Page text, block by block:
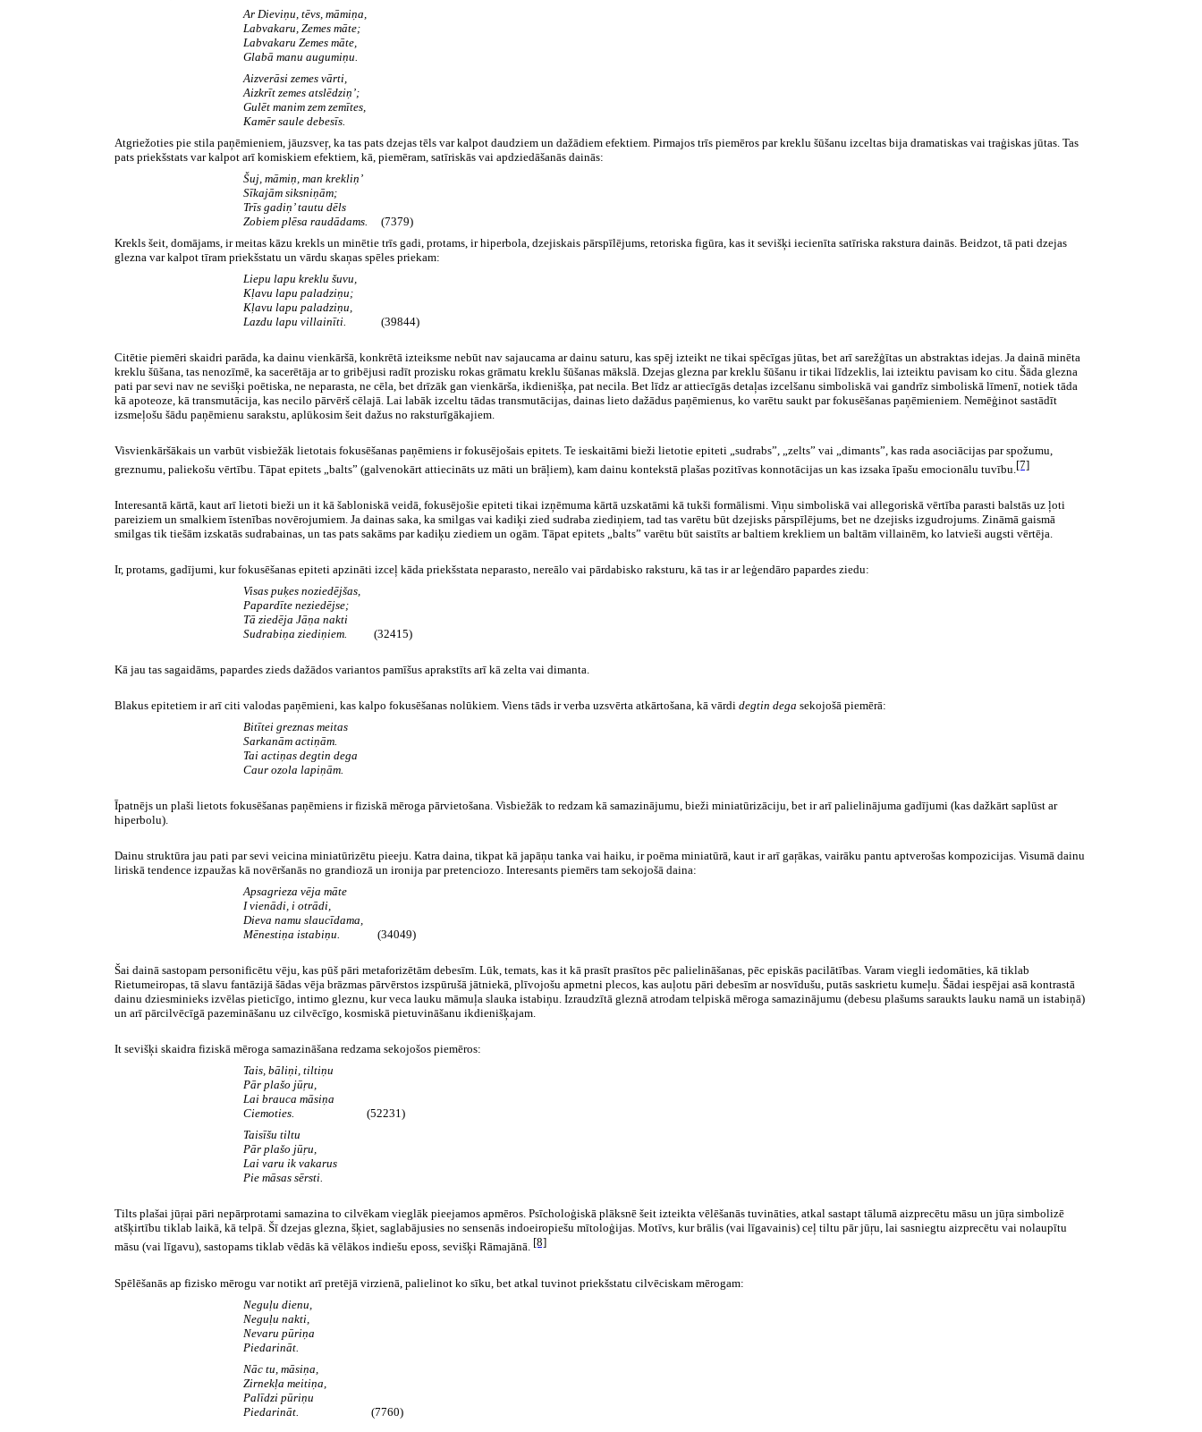
Ar Dieviņu, tēvs, māmiņa,
Labvakaru, Zemes māte;
Labvakaru Zemes māte,
Glabā manu augumiņu.
Aizverāsi zemes vārti,
Aizkrīt zemes atslēdziņ’;
Gulēt manim zem zemītes,
Kamēr saule debesīs.
Atgriežoties pie stila paņēmieniem, jāuzsveŗ, ka tas pats dzejas tēls var kalpot daudziem un dažādiem efektiem. Pirmajos trīs piemēros par kreklu šūšanu izceltas bija dramatiskas vai traģiskas jūtas. Tas
pats priekšstats var kalpot arī komiskiem efektiem, kā, piemēram, satīriskās vai apdziedāšanās dainās:
Šuj, māmiņ, man krekliņ’
Sīkajām siksniņām;
Trīs gadiņ’ tautu dēls
Zobiem plēsa raudādams.
(7379)
Krekls šeit, domājams, ir meitas kāzu krekls un minētie trīs gadi, protams, ir hiperbola, dzejiskais pārspīlējums, retoriska figūra, kas it sevišķi iecienīta satīriska rakstura dainās. Beidzot, tā pati dzejas
glezna var kalpot tīram priekšstatu un vārdu skaņas spēles priekam:
Liepu lapu kreklu šuvu,
Kļavu lapu paladziņu;
Kļavu lapu paladziņu,
Lazdu lapu villainīti.
(39844)
Citētie piemēri skaidri parāda, ka dainu vienkāršā, konkrētā izteiksme nebūt nav sajaucama ar dainu saturu, kas spēj izteikt ne tikai spēcīgas jūtas, bet arī sarežģītas un abstraktas idejas. Ja dainā minēta
kreklu šūšana, tas nenozīmē, ka sacerētāja ar to gribējusi radīt prozisku rokas grāmatu kreklu šūšanas mākslā. Dzejas glezna par kreklu šūšanu ir tikai līdzeklis, lai izteiktu pavisam ko citu. Šāda glezna
pati par sevi nav ne sevišķi poētiska, ne neparasta, ne cēla, bet drīzāk gan vienkārša, ikdienišķa, pat necila. Bet līdz ar attiecīgās detaļas izcelšanu simboliskā vai gandrīz simboliskā līmenī, notiek tāda
kā apoteoze, kā transmutācija, kas necilo pārvērš cēlajā. Lai labāk izceltu tādas transmutācijas, dainas lieto dažādus paņēmienus, ko varētu saukt par fokusēšanas paņēmieniem. Nemēģinot sastādīt
izsmeļošu šādu paņēmienu sarakstu, aplūkosim šeit dažus no raksturīgākajiem.
Visvienkāršākais un varbūt visbiežāk lietotais fokusēšanas paņēmiens ir fokusējošais epitets. Te ieskaitāmi bieži lietotie epiteti „sudrabs”, „zelts” vai „dimants”, kas rada asociācijas par spožumu,
greznumu, paliekošu vērtību. Tāpat epitets „balts” (galvenokārt attiecināts uz māti un brāļiem), kam dainu kontekstā plašas pozitīvas konnotācijas un kas izsaka īpašu emocionālu tuvību.[7]
Interesantā kārtā, kaut arī lietoti bieži un it kā šabloniskā veidā, fokusējošie epiteti tikai izņēmuma kārtā uzskatāmi kā tukši formālismi. Viņu simboliskā vai allegoriskā vērtība parasti balstās uz ļoti
pareiziem un smalkiem īstenības novērojumiem. Ja dainas saka, ka smilgas vai kadiķi zied sudraba ziediņiem, tad tas varētu būt dzejisks pārspīlējums, bet ne dzejisks izgudrojums. Zināmā gaismā
smilgas tik tiešām izskatās sudrabainas, un tas pats sakāms par kadiķu ziediem un ogām. Tāpat epitets „balts” varētu būt saistīts ar baltiem krekliem un baltām villainēm, ko latvieši augsti vērtēja.
Ir, protams, gadījumi, kur fokusēšanas epiteti apzināti izceļ kāda priekšstata neparasto, nereālo vai pārdabisko raksturu, kā tas ir ar leģendāro papardes ziedu:
Visas puķes noziedējšas,
Papardīte neziedējse;
Tā ziedēja Jāņa nakti
Sudrabiņa ziediņiem. (32415)
Kā jau tas sagaidāms, papardes zieds dažādos variantos pamīšus aprakstīts arī kā zelta vai dimanta.
Blakus epitetiem ir arī citi valodas paņēmieni, kas kalpo fokusēšanas nolūkiem. Viens tāds ir verba uzsvērta atkārtošana, kā vārdi degtin dega sekojošā piemērā:
Bitītei greznas meitas
Sarkanām actiņām.
Tai actiņas degtin dega
Caur ozola lapiņām.
Īpatnējs un plaši lietots fokusēšanas paņēmiens ir fiziskā mēroga pārvietošana. Visbiežāk to redzam kā samazinājumu, bieži miniatūrizāciju, bet ir arī palielinājuma gadījumi (kas dažkārt saplūst ar
hiperbolu).
Dainu struktūra jau pati par sevi veicina miniatūrizētu pieeju. Katra daina, tikpat kā japāņu tanka vai haiku, ir poēma miniatūrā, kaut ir arī gaŗākas, vairāku pantu aptverošas kompozicijas. Visumā dainu
liriskā tendence izpaužas kā novēršanās no grandiozā un ironija par pretenciozo. Interesants piemērs tam sekojošā daina:
Apsagrieza vēja māte
I vienādi, i otrādi,
Dieva namu slaucīdama,
Mēnestiņa istabiņu.
(34049)
Šai dainā sastopam personificētu vēju, kas pūš pāri metaforizētām debesīm. Lūk, temats, kas it kā prasīt prasītos pēc palielināšanas, pēc episkās pacilātības. Varam viegli iedomāties, kā tiklab
Rietumeiropas, tā slavu fantāzijā šādas vēja brāzmas pārvērstos izspūrušā jātniekā, plīvojošu apmetni plecos, kas auļotu pāri debesīm ar nosvīdušu, putās saskrietu kumeļu. Šādai iespējai asā kontrastā
dainu dziesminieks izvēlas pieticīgo, intimo gleznu, kur veca lauku māmuļa slauka istabiņu. Izraudzītā gleznā atrodam telpiskā mēroga samazinājumu (debesu plašums saraukts lauku namā un istabiņā)
un arī pārcilvēcīgā pazemināšanu uz cilvēcīgo, kosmiskā pietuvināšanu ikdienišķajam.
It sevišķi skaidra fiziskā mēroga samazināšana redzama sekojošos piemēros:
Tais, bāliņi, tiltiņu
Pār plašo jūŗu,
Lai brauca māsiņa
Ciemoties.
(52231)
Taisīšu tiltu
Pār plašo jūŗu,
Lai varu ik vakarus
Pie māsas sērsti.
Tilts plašai jūŗai pāri nepārprotami samazina to cilvēkam vieglāk pieejamos apmēros. Psīcholoģiskā plāksnē šeit izteikta vēlēšanās tuvināties, atkal sastapt tālumā aizprecētu māsu un jūŗa simbolizē
atšķirtību tiklab laikā, kā telpā. Šī dzejas glezna, šķiet, saglabājusies no sensenās indoeiropiešu mītoloģijas. Motīvs, kur brālis (vai līgavainis) ceļ tiltu pār jūŗu, lai sasniegtu aizprecētu vai nolaupītu
māsu (vai līgavu), sastopams tiklab vēdās kā vēlākos indiešu eposs, sevišķi Rāmajānā. [8]
Spēlēšanās ap fizisko mērogu var notikt arī pretējā virzienā, palielinot ko sīku, bet atkal tuvinot priekšstatu cilvēciskam mērogam:
Neguļu dienu,
Neguļu nakti,
Nevaru pūriņa
Piedarināt.
Nāc tu, māsiņa,
Zirnekļa meitiņa,
Palīdzi pūriņu
Piedarināt. (7760)